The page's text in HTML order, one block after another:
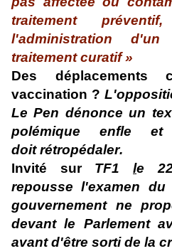
traitement
l'administration
traitement curatif »
Des déplacements
vaccination ?
Le Pen dénonce un
polémique enfle
doitrétropédaler.
Invité surTF1le
repousse l'examen
gouvernement ne
devant le Parlement
avant d'être sorti de la